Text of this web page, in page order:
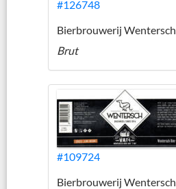
#126748
Bierbrouwerij Wentersch
Brut
#109724
Bierbrouwerij Wentersch